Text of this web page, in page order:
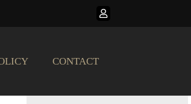
CONTACT